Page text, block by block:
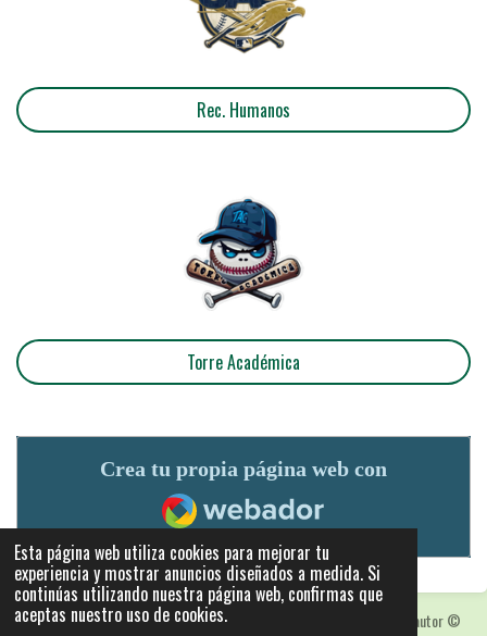
Esta página web utiliza cookies para mejorar tu
experiencia y mostrar anuncios diseñados a medida. Si
continúas utilizando nuestra página web, confirmas que
aceptas nuestro uso de cookies.
Rec. Humanos
Torre Académica
Crea tu propia página web con
Webador
Las fotografias y logotipos pueden estar protegidas con derechos de autor©